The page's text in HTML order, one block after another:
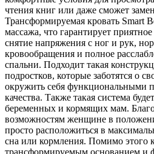
чтения книг или даже сможет
Трансформируемая кровать Smart
массажа, что гарантирует
снятие напряжения с ног и рук,
кровообращения и полное
спальни. Подходит такая
подростков, которые заботятся о
окружить себя функциональными
качества. Также такая система
беременных и кормящих мам.
возможностям женщине в
просто расположиться в
сна или кормления. Помимо этого